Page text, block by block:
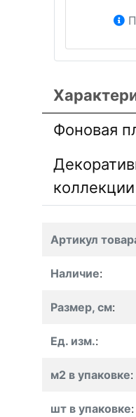
Фоновая
коллекции
Артикул
Наличие:
Размер, см:
Ед. изм.:
м2 в упаковке:
шт в упаковке: